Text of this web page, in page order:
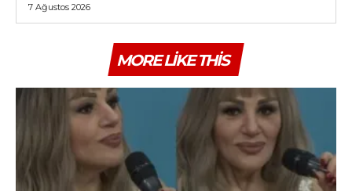
7 Ağustos 2026
MORE LIKE THIS